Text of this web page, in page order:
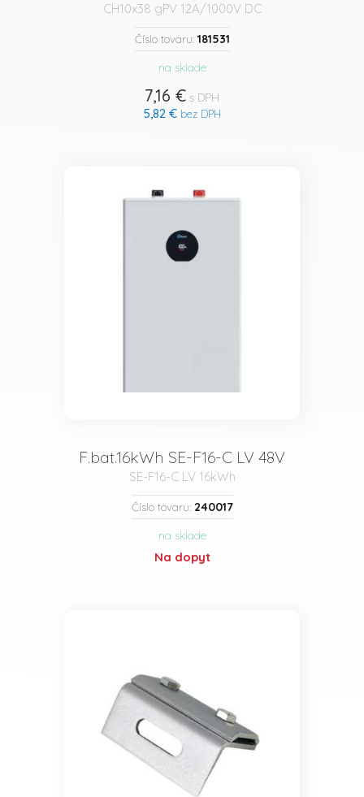
CH10x38 gPV 12A/1000V DC
Číslo tovaru: 181531
na sklade
7,16 € s DPH
5,82 €bez DPH
F.bat.16kWh SE-F16-C LV 48V
SE-F16-C LV 16kWh
Číslo tovaru: 240017
na sklade
Na dopyt